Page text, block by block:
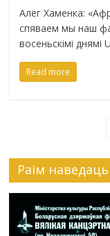
Алег Хаменка:
спяваем мы наш
восеньскімі днямі
Read more
Раiм наведаць